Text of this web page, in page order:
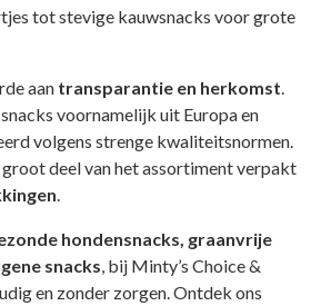
tot stevige kauwsnacks voor grote
aan transparantie en herkomst
voornamelijk uit Europa en
volgens strenge kwaliteitsnormen.
deel van het assortiment verpakt
hondensnacks, graanvrije
snacks , bij Minty’s Choice &
en zonder zorgen. Ontdek ons